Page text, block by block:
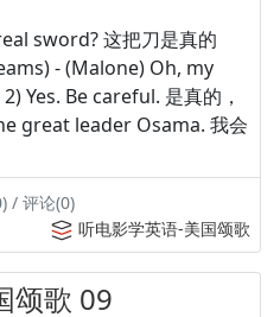
sword? 这把刀是真的
- (Malone) Oh, my
Yes. Be careful. 是真的，
great leader Osama. 我会
/ 评论(0)
听电影学英语-美国颂歌
颂歌 09